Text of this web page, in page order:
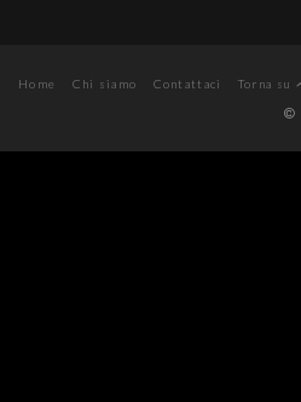
Home Chi siamo Contattaci
Torna su